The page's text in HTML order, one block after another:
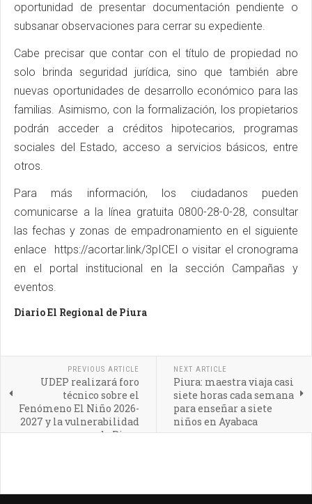
oportunidad de presentar documentación pendiente o
subsanar observaciones para cerrar su expediente.
Cabe precisar que contar con el título de propiedad no
solo brinda seguridad jurídica, sino que también abre
nuevas oportunidades de desarrollo económico para las
familias. Asimismo, con la formalización, los propietarios
podrán acceder a créditos hipotecarios, programas
sociales del Estado, acceso a servicios básicos, entre
otros.
Para más información, los ciudadanos pueden
comunicarse a la línea gratuita 0800-28-0-28, consultar
las fechas y zonas de empadronamiento en el siguiente
enlace https://acortar.link/3pICEI o visitar el cronograma
en el portal institucional en la sección Campañas y
eventos.
Diario El Regional de Piura
PREVIOUS ARTICLE
UDEP realizará foro
técnico sobre el
Fenómeno El Niño 2026-
2027 y la vulnerabilidad
de Piura
NEXT ARTICLE
Piura: maestra viaja casi
siete horas cada semana
para enseñar a siete
niños en Ayabaca